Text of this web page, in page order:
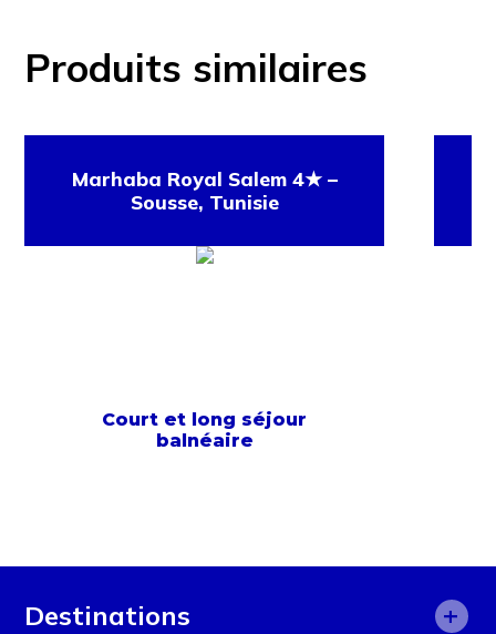
Produits similaires
Marhaba Royal Salem 4★ –
Sousse, Tunisie
Court et long séjour
balnéaire
+
Destinations